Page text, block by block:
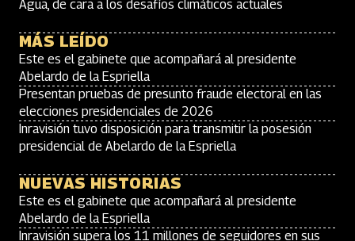
Agua, de cara a los desafíos climáticos actuales
MÁS LEÍDO
Este es el gabinete que acompañará al presidente
Abelardo de la Espriella
Presentan pruebas de presunto fraude electoral en las
elecciones presidenciales de 2026
Inravisión tuvo disposición para transmitir la posesión
presidencial de Abelardo de la Espriella
NUEVAS HISTORIAS
Este es el gabinete que acompañará al presidente
Abelardo de la Espriella
Inravisión supera los 11 millones de seguidores en sus